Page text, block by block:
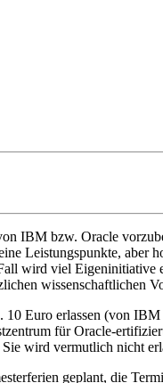
IBM bzw. Oracle
Leistungspunkte,
wird viel Eigeninitiative
wissenschaftlichen
Euro erlassen (von IBM
für Oracle-
wird vermutlich nicht
geplant, die